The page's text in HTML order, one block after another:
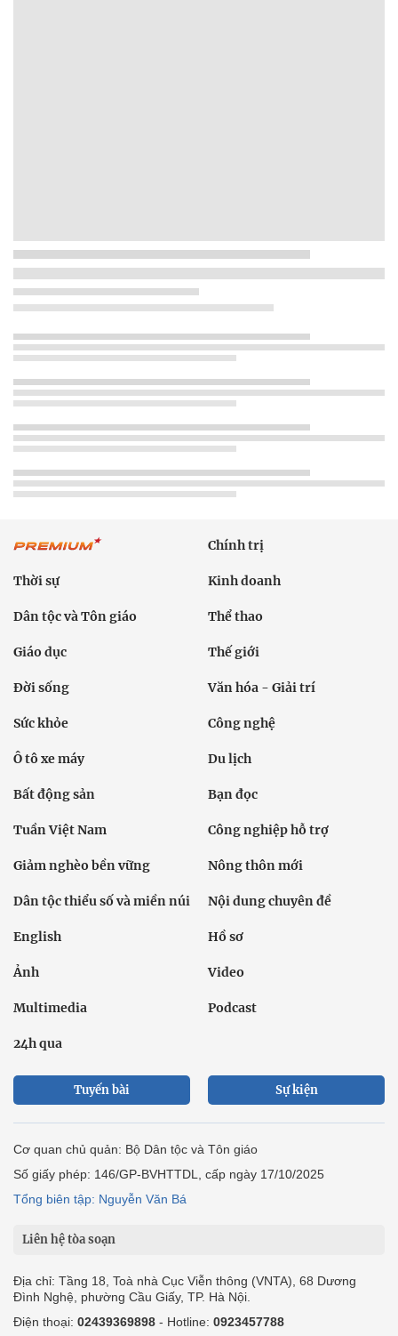
Chính trị
Thời sự Kinh doanh
Dân tộc và Tôn giáo Thể thao
Giáo dục Thế giới
Đời sống Văn hóa - Giải trí
Sức khỏe Công nghệ
Ô tô xe máy Du lịch
Bất động sản Bạn đọc
Tuần Việt Nam Công nghiệp hỗ trợ
Giảm nghèo bền vững Nông thôn mới
Dân tộc thiểu số và miền núi Nội dung chuyên đề
English Hồ sơ
Ảnh Video
Multimedia Podcast
24h qua
Tuyến bài Sự kiện
Cơ quan chủ quản: Bộ Dân tộc và Tôn giáo
Số giấy phép: 146/GP-BVHTTDL, cấp ngày 17/10/2025
Tổng biên tập: Nguyễn Văn Bá
Liên hệ tòa soạn
Địa chỉ: Tầng 18, Toà nhà Cục Viễn thông (VNTA), 68 Dương
Đình Nghệ, phường Cầu Giấy, TP. Hà Nội.
Điện thoại: 02439369898 - Hotline: 0923457788